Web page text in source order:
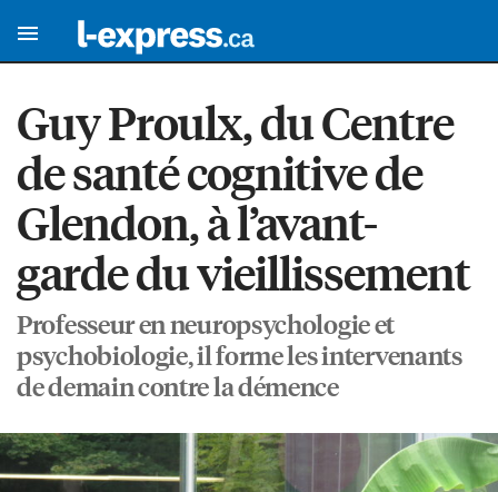
Guy Proulx, du Centre
de santé cognitive de
Glendon, à l’avant-
garde du vieillissement
Professeur en neuropsychologie et
psychobiologie, il forme les intervenants
de demain contre la démence